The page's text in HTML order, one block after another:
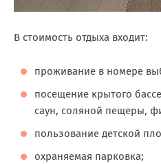
В стоимость отдыха входит:
проживание в номере
посещение крытого
саун, соляной пещеры,
пользование детской
охраняемая парковка;